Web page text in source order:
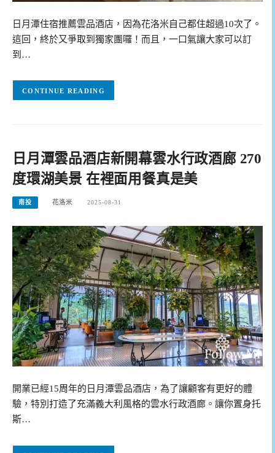
日月潭住宿推薦雲品酒店，因為花洛米自己都住超過10次了。
這回，終於又爭取到獨家團囉！而且，一口氣讓大家可以訂
到…
CONTINUE READING
日月潭雲品酒店新開幕雲水行政酒廊 270
度環湖美景 在裡面用餐真是美
南投 花洛米 2025-08-31
開業已經15周年的日月潭雲品酒店，為了讓顧客有更好的體
驗，特別打造了充滿義大利風格的雲水行政酒廊。讓你置身托
斯…